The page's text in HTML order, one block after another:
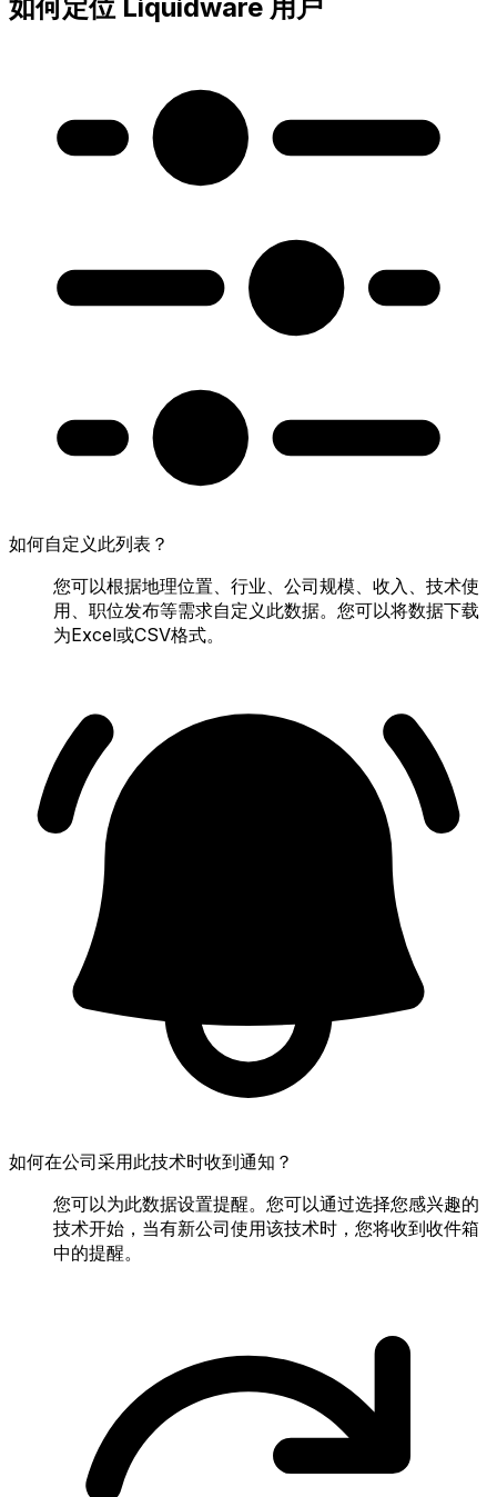
如何定位 Liquidware 用户
如何自定义此列表？
您可以根据地理位置、行业、公司规模、收入、技术使
用、职位发布等需求自定义此数据。您可以将数据下载
为Excel或CSV格式。
如何在公司采用此技术时收到通知？
您可以为此数据设置提醒。您可以通过选择您感兴趣的
技术开始，当有新公司使用该技术时，您将收到收件箱
中的提醒。